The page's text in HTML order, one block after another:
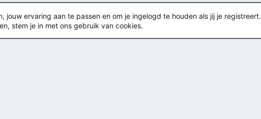
ervaring aan te passen en om je ingelogd te houden als jij je registreert.
stem je in met ons gebruik van cookies.